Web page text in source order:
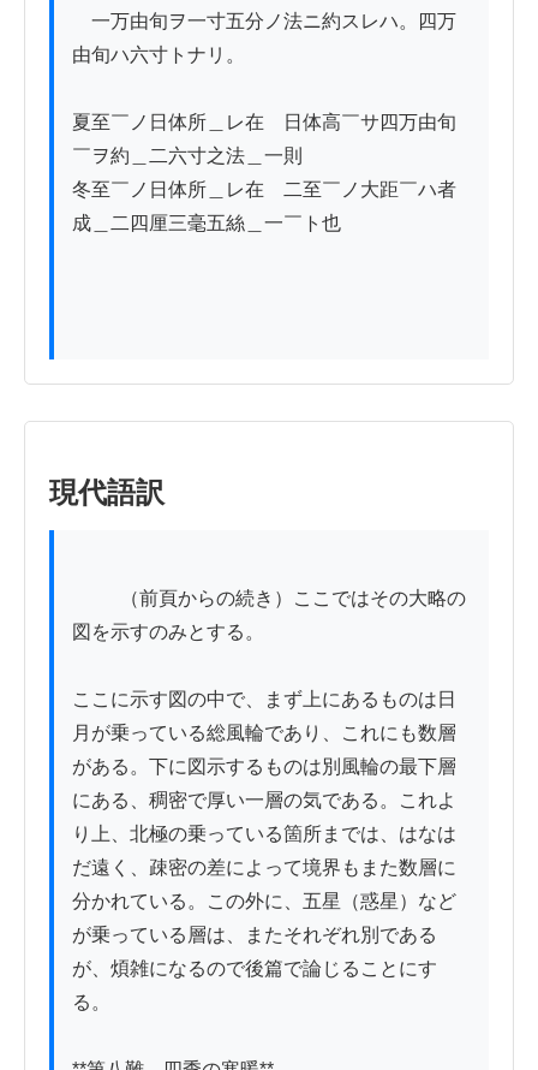
一万由旬ヲ一寸五分ノ法ニ約スレハ。四万
由旬ハ六寸トナリ。
夏至￣ノ日体所＿レ在　日体高￣サ四万由旬
￣ヲ約＿二六寸之法＿一則
冬至￣ノ日体所＿レ在　二至￣ノ大距￣ハ者
成＿二四厘三毫五絲＿一￣ト也
現代語訳
図を示すのみとする。
ここに示す図の中で、まず上にあるものは日
月が乗っている総風輪であり、これにも数層
がある。下に図示するものは別風輪の最下層
にある、稠密で厚い一層の気である。これよ
り上、北極の乗っている箇所までは、はなは
だ遠く、疎密の差によって境界もまた数層に
分かれている。この外に、五星（惑星）など
が乗っている層は、またそれぞれ別である
が、煩雑になるので後篇で論じることにす
る。